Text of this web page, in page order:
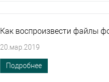
Как воспроизвести файлы
20.мар.2019
Подробнее